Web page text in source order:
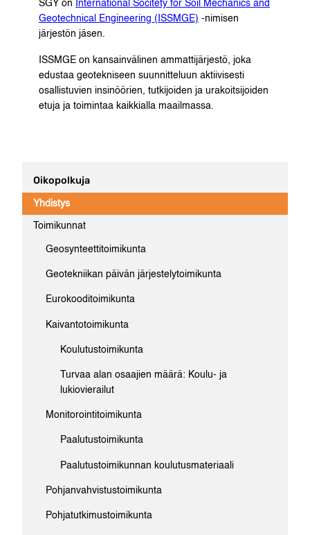
SGY on
International Socitety for Soil Mechanics and
Geotechnical Engineering (ISSMGE) -nimisen
järjestön jäsen.
ISSMGE on kansainvälinen ammattijärjestö, joka
edustaa geotekniseen suunnitteluun aktiivisesti
osallistuvien insinöörien, tutkijoiden ja urakoitsijoiden
etuja ja toimintaa kaikkialla maailmassa.
Oikopolkuja
Yhdistys
Toimikunnat
Geosynteettitoimikunta
Geotekniikan päivän järjestelytoimikunta
Eurokooditoimikunta
Kaivantotoimikunta
Koulutustoimikunta
Turvaa alan osaajien määrä: Koulu- ja
lukiovierailut
Monitorointitoimikunta
Paalutustoimikunta
Paalutustoimikunnan koulutusmateriaali
Pohjanvahvistustoimikunta
Pohjatutkimustoimikunta